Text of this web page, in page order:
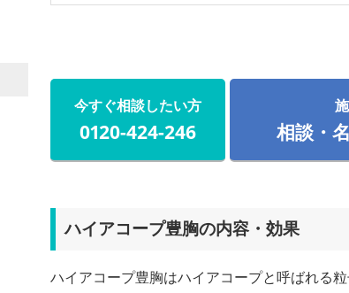
今すぐ相談したい方
0120-424-246 相談・
ハイアコープ豊胸の内容・効果
ハイアコープ豊胸はハイアコープと呼ばれる